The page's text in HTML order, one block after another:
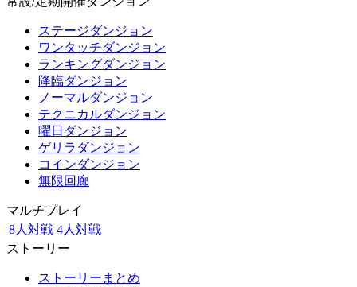
ステージダンジョン
ワンタッチダンジョン
ランキングダンジョン
降臨ダンジョン
ノーマルダンジョン
テクニカルダンジョン
曜日ダンジョン
ゲリラダンジョン
コインダンジョン
無限回廊
マルチプレイ
8人対戦 4人対戦
ストーリー
ストーリーまとめ